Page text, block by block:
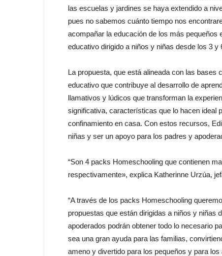
las escuelas y jardines se haya extendido a
pues no sabemos cuánto tiempo nos
acompañar la educación de los más pequeños
educativo dirigido a niños y niñas desde los 3 y
La propuesta, que está alineada con las
educativo que contribuye al desarrollo de
llamativos y lúdicos que transforman la
significativa, características que lo hacen ideal
confinamiento en casa. Con estos recursos,
niñas y ser un apoyo para los padres y
“Son 4 packs Homeschooling que contienen
respectivamente», explica Katherinne Urzúa,
“A través de los packs Homeschooling
propuestas que están dirigidas a niños y niñas
apoderados podrán obtener todo lo necesario
sea una gran ayuda para las familias,
ameno y divertido para los pequeños y para